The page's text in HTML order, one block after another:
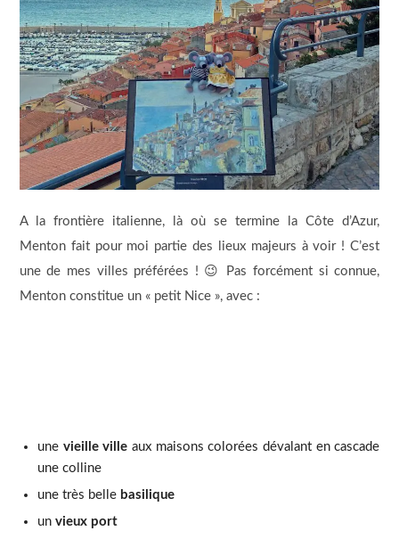
A la frontière italienne, là où se termine la Côte d’Azur,
Menton fait pour moi partie des lieux majeurs à voir ! C’est
une de mes villes préférées ! 😉 Pas forcément si connue,
Menton constitue un « petit Nice », avec :
une vieille ville aux maisons colorées dévalant en cascade
une colline
une très belle basilique
un vieux port